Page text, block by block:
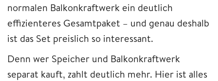
normalen Balkonkraftwerk ein deutlich
effizienteres Gesamtpaket – und genau deshalb
ist das Set preislich so interessant.
Denn wer Speicher und Balkonkraftwerk
separat kauft, zahlt deutlich mehr. Hier ist alles